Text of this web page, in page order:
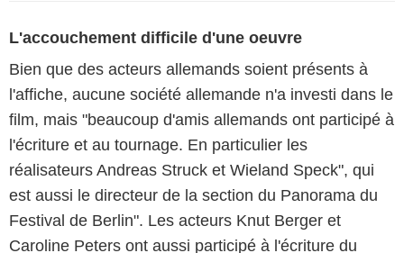
L'accouchement difficile d'une oeuvre
Bien que des acteurs allemands soient présents à
l'affiche, aucune société allemande n'a investi dans le
film, mais "beaucoup d'amis allemands ont participé à
l'écriture et au tournage. En particulier les
réalisateurs Andreas Struck et Wieland Speck", qui
est aussi le directeur de la section du Panorama du
Festival de Berlin". Les acteurs Knut Berger et
Caroline Peters ont aussi participé à l'écriture du